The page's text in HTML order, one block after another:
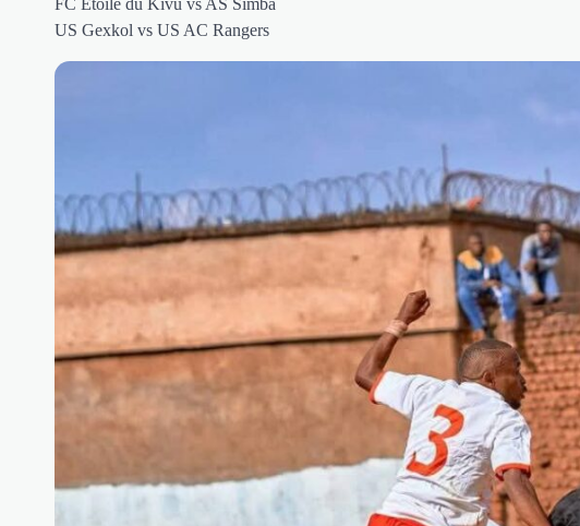
FC Étoile du Kivu vs AS Simba
US Gexkol vs US AC Rangers